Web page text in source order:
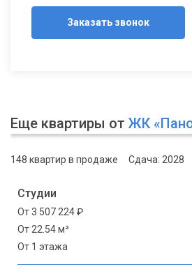
Заказать звонок
Еще квартиры от ЖК
148 квартир в продаже Сдача: 2028
Студии
От 3 507 224 ₽
От 22.54 м²
От 1 этажа